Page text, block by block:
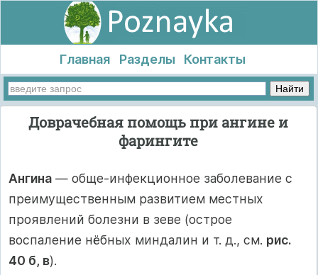
Главная Разделы Контакты
Доврачебная помощь при ангине и
фарингите
Ангина — обще-инфекционное заболевание с
преимущественным развитием местных
проявлений болезни в зеве (острое
воспаление нёбных миндалин и т. д., см. рис.
40 б, в).